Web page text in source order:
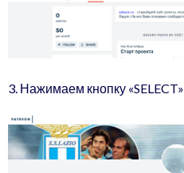
3. Нажимаем кнопку «SELECT»